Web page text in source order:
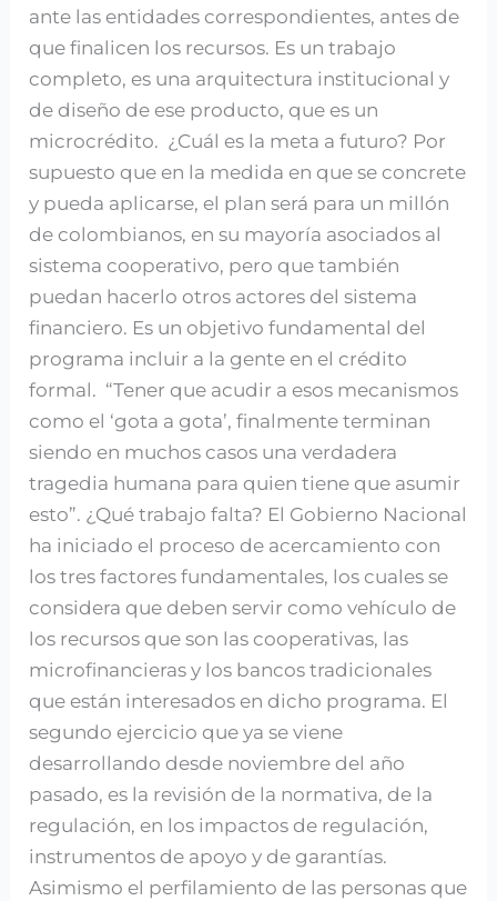
ante las entidades correspondientes, antes de
que finalicen los recursos. Es un trabajo
completo, es una arquitectura institucional y
de diseño de ese producto, que es un
microcrédito. ¿Cuál es la meta a futuro? Por
supuesto que en la medida en que se concrete
y pueda aplicarse, el plan será para un millón
de colombianos, en su mayoría asociados al
sistema cooperativo, pero que también
puedan hacerlo otros actores del sistema
financiero. Es un objetivo fundamental del
programa incluir a la gente en el crédito
formal. “Tener que acudir a esos mecanismos
como el ‘gota a gota’, finalmente terminan
siendo en muchos casos una verdadera
tragedia humana para quien tiene que asumir
esto”. ¿Qué trabajo falta? El Gobierno Nacional
ha iniciado el proceso de acercamiento con
los tres factores fundamentales, los cuales se
considera que deben servir como vehículo de
los recursos que son las cooperativas, las
microfinancieras y los bancos tradicionales
que están interesados en dicho programa. El
segundo ejercicio que ya se viene
desarrollando desde noviembre del año
pasado, es la revisión de la normativa, de la
regulación, en los impactos de regulación,
instrumentos de apoyo y de garantías.
Asimismo el perfilamiento de las personas que